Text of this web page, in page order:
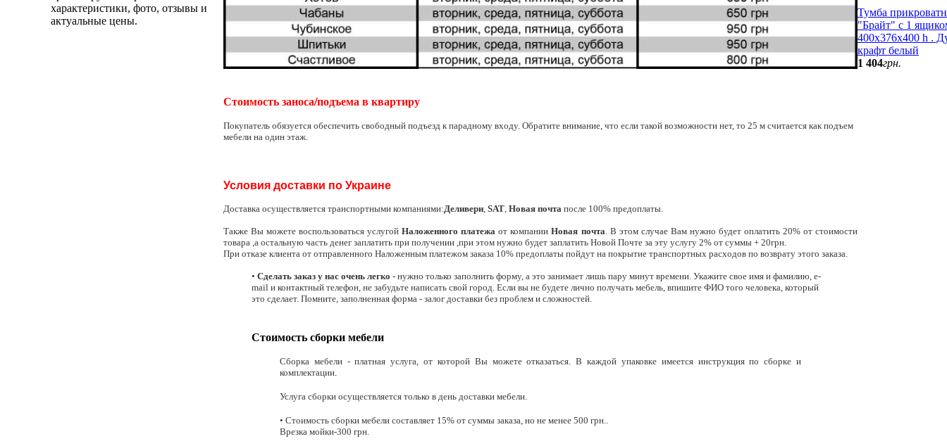
характеристики, фото, отзывы и
актуальные цены.
Стоимость заноса/подъема в квартиру
Покупатель обязуется обеспечить свободный подъезд к парадному входу. Обратите внимание, что если такой возможности нет, то 25 м считается как подъем
мебели на один этаж.
Условия доставки по Украине
Доставка осуществляется транспортными компаниями:Деливери SAT Новая почта после 100% предоплаты.
Также Вы можете воспользоваться услугойНаложенного платежа от компанииНовая почта . В этом случае Вам нужно будет оплатить 20% от стоимости
товара ,а остальную часть денег заплатить при получении ,при этом нужно будет заплатить Новой Почте за эту услугу 2% от суммы + 20грн.
При отказе клиента от отправленного Наложенным платежом заказа 10% предоплаты пойдут на покрытие транспортных расходов по возврату этого заказа.
• Сделать заказ у нас очень легко - нужно только заполнить форму, а это занимает лишь пару минут времени. Укажите свое имя и фамилию, e-
mail и контактный телефон, не забудьте написать свой город. Если вы не будете лично получать мебель, впишите ФИО того человека, который
это сделает. Помните, заполненная форма - залог доставки без проблем и сложностей.
Стоимость сборки мебели
Сборка мебели - платная услуга, от которой Вы можете отказаться. В каждой упаковке имеется инструкция по сборке и
комплектации
Услуга сборки осуществляется только в день доставки мебели.
• Стоимость сборки мебели составляет 15% от суммы заказа, но не менее 500 грн..
Врезка мойки-300 грн.
Тумба
"Брайт" с 1
400х376х400 h .
крафт белый
1 404грн.